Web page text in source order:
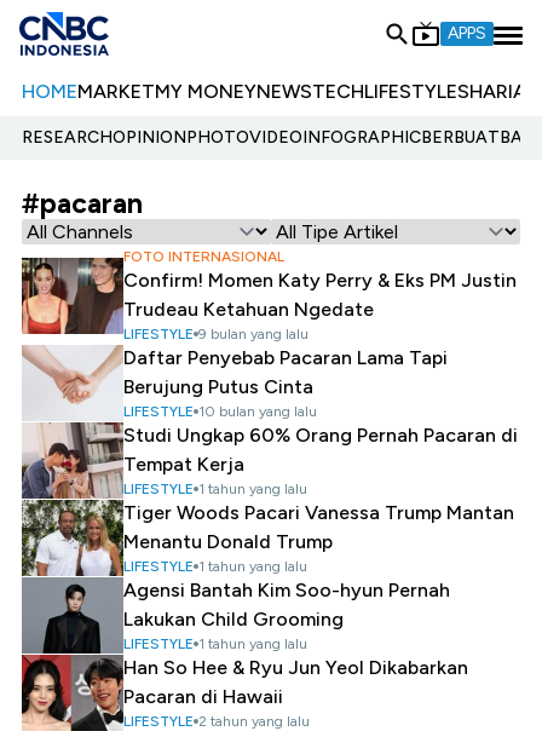
APPS
HOMEMARKETMY MONEYNEWSTECHLIFESTYLESHARIA
RESEARCHOPINIONPHOTOVIDEOINFOGRAPHIC
#pacaran
FOTO INTERNASIONAL
Confirm! Momen Katy Perry & Eks PM Justin
Trudeau Ketahuan Ngedate
LIFESTYLE 9 bulan yang lalu
Daftar Penyebab Pacaran Lama Tapi
Berujung Putus Cinta
LIFESTYLE 10 bulan yang lalu
Studi Ungkap 60% Orang Pernah Pacaran di
Tempat Kerja
LIFESTYLE 1 tahun yang lalu
Tiger Woods Pacari Vanessa Trump Mantan
Menantu Donald Trump
LIFESTYLE 1 tahun yang lalu
Agensi Bantah Kim Soo-hyun Pernah
Lakukan Child Grooming
LIFESTYLE 1 tahun yang lalu
Han So Hee & Ryu Jun Yeol Dikabarkan
Pacaran di Hawaii
LIFESTYLE 2 tahun yang lalu